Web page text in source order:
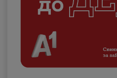
Поддршка
Надополни кредит
Плати сметка